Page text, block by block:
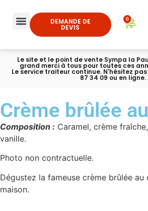
DEMANDE DE
DEVIS
0
Le site et le point de vente Sympa la
grand merci à tous pour toutes ces
Le service traiteur continue. N'hésitez
87 34 09 ou en ligne.
Crème brûlée
Composition : Caramel, crème
vanille.
Photo non contractuelle.
Dégustez la fameuse crème brûlée
maison.